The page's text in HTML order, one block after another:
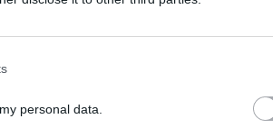
personal data.
como
Interior